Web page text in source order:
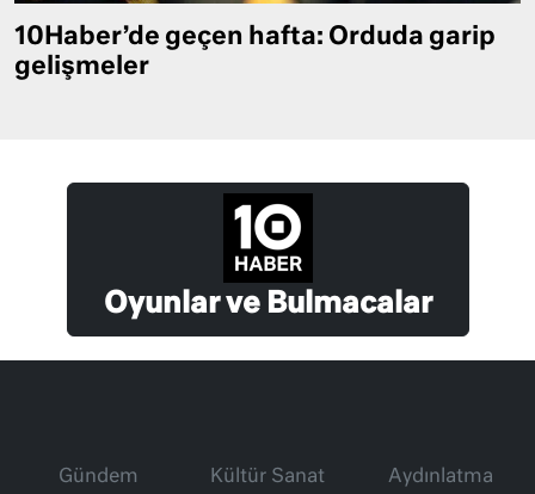
10Haber’de geçen hafta: Orduda garip
gelişmeler
Oyunlar ve Bulmacalar
Gündem
Kültür Sanat
Aydınlatma